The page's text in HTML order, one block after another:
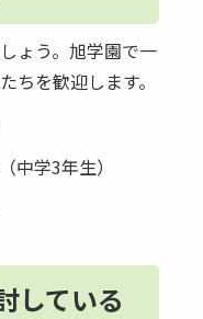
ょう。旭学園で一
ちを歓迎します。
中学3年生）
している